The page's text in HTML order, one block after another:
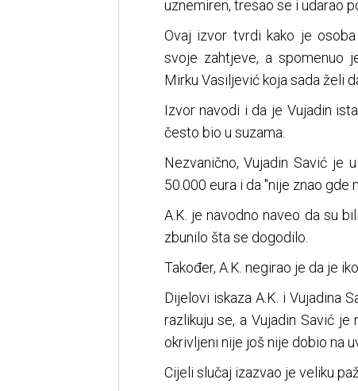
uznemiren, tresao se i udarao
Ovaj izvor tvrdi kako je
svoje zahtjeve, a spomenuo
Mirku Vasiljević koja sada želi
Izvor navodi i da je Vujadin
često bio u suzama.
Nezvanično, Vujadin Savić je
50.000 eura i da "nije znao gde
A.K. je navodno naveo da su
zbunilo šta se dogodilo.
Također, A.K. negirao je da je
Dijelovi iskaza A.K. i Vujadina
razlikuju se, a Vujadin Savić
okrivljeni nije još nije dobio na
Cijeli slučaj izazvao je veliku